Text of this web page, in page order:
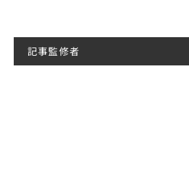
記事監修者